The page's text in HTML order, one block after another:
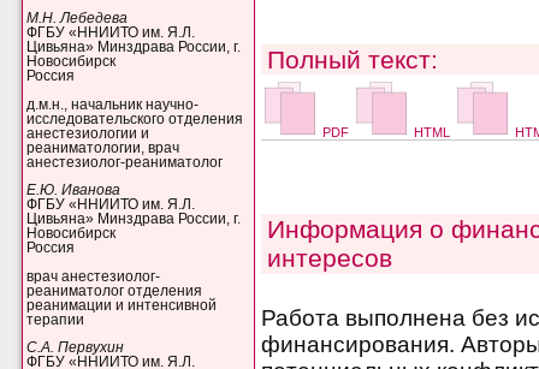
М.Н. Лебедева
ФГБУ «ННИИТО им. Я.Л.
Цивьяна» Минздрава России, г.
Новосибирск
Россия
д.м.н., начальник научно-
исследовательского отделения
анестезиологии и
реаниматологии, врач
анестезиолог-реаниматолог
Е.Ю. Иванова
ФГБУ «ННИИТО им. Я.Л.
Цивьяна» Минздрава России, г.
Новосибирск
Россия
врач анестезиолог-
реаниматолог отделения
реанимации и интенсивной
терапии
С.А. Первухин
ФГБУ «ННИИТО им. Я.Л.
Полный текст:
PDF HTML
Информация о
интересов
Работа выполнена без
финансирования.